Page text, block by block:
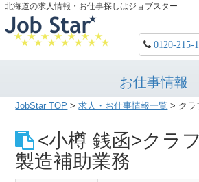
北海道の求人情報・お仕事探しはジョブスター
0120-215-
お仕事情報
JobStar TOP > 求人・お仕事情報一覧 > クラ
<小樽 銭函>クラ
製造補助業務